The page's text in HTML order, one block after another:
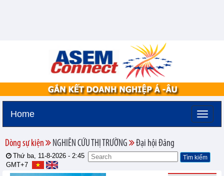
Home
Dòng sự kiện NGHIÊN CỨU THỊ TRƯỜNG Đại hội Đảng
Thứ ba, 11-8-2026 - 2:45
GMT+7